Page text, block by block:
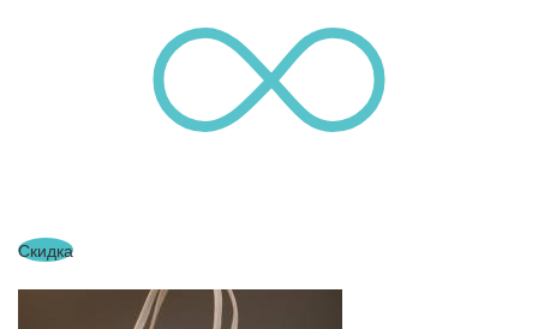
Скидка